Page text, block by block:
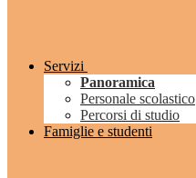
Servizi
Panoramica
Personale scolastico
Percorsi di studio
Famiglie e studenti